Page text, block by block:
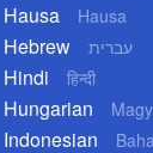
Hausa Hausa
Hebrew עברית
Hindi हिन्दी
Hungarian
Indonesian